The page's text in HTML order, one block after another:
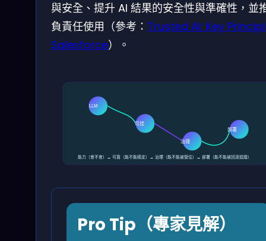
與安全、提升 AI 結果的安全性與準確性，並
負責任使用（參考： Trusted AI: Key
Salesforce）。
LLM
可控
治理
部署
能力（會不會）→ 可靠（能不能穩定）→ 治理（能不能被管住）→ 部署（能不能被回滾追蹤）
Pro Tip（專家見解）